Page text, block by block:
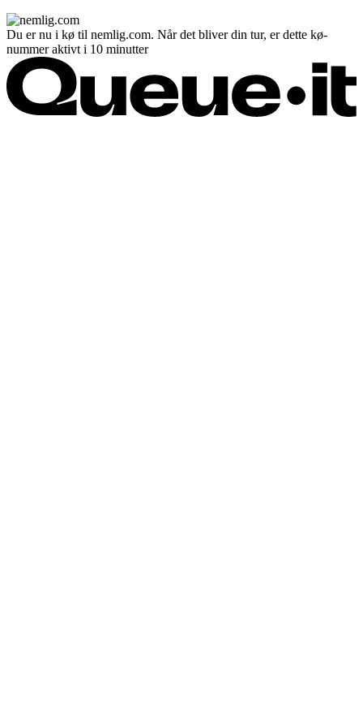
Du er nu i kø til nemlig.com. Når det bliver din tur, er dette kø-
nummer aktivt i 10 minutter